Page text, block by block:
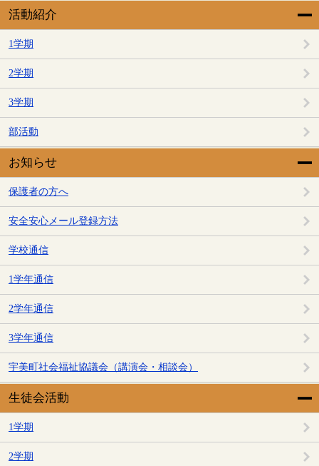
活動紹介
1学期
2学期
3学期
部活動
お知らせ
保護者の方へ
安全安心メール登録方法
学校通信
1学年通信
2学年通信
3学年通信
宇美町社会福祉協議会（講演会・相談会）
生徒会活動
1学期
2学期